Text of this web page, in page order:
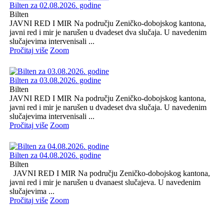
Bilten za 02.08.2026. godine
Bilten
JAVNI RED I MIR Na području Zeničko-dobojskog kantona,
javni red i mir je narušen u dvadeset dva slučaja. U navedenim
slučajevima intervenisali ...
Pročitaj više Zoom
Bilten za 03.08.2026. godine
Bilten
JAVNI RED I MIR Na području Zeničko-dobojskog kantona,
javni red i mir je narušen u dvadeset dva slučaja. U navedenim
slučajevima intervenisali ...
Pročitaj više Zoom
Bilten za 04.08.2026. godine
Bilten
JAVNI RED I MIR Na području Zeničko-dobojskog kantona,
javni red i mir je narušen u dvanaest slučajeva. U navedenim
slučajevima ...
Pročitaj više Zoom